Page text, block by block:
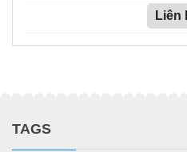
Liên
TAGS